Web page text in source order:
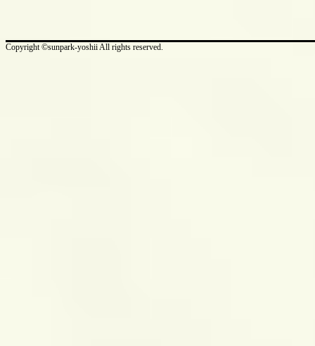
Copyright ©sunpark-yoshii All rights reserved.